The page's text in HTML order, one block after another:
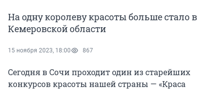
На одну королеву красоты больше стало в
Кемеровской области
15 ноября 2023, 18:00 867
Сегодня в Сочи проходит один из старейших
конкурсов красоты нашей страны — «Краса